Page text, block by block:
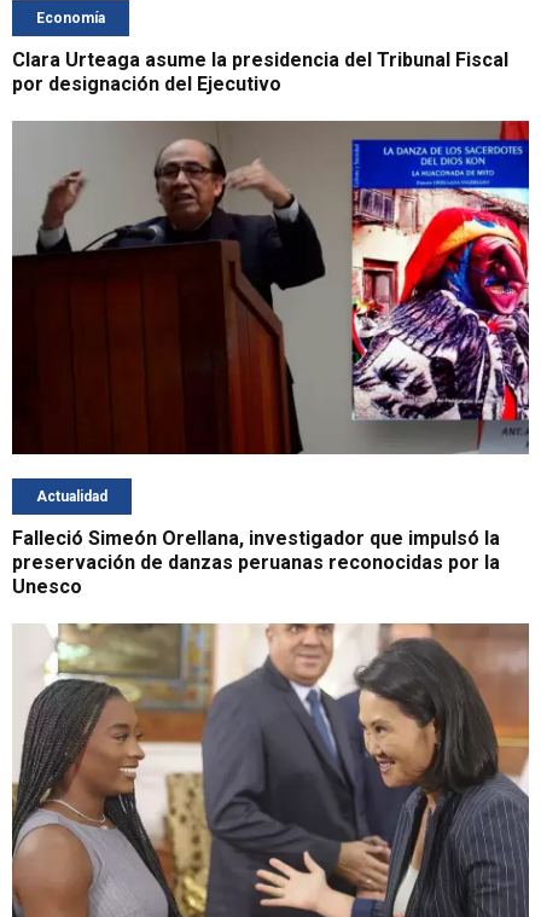
Economía
Clara Urteaga asume la presidencia del Tribunal Fiscal
por designación del Ejecutivo
Actualidad
Falleció Simeón Orellana, investigador que impulsó la
preservación de danzas peruanas reconocidas por la
Unesco